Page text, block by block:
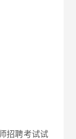
招聘考试试